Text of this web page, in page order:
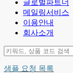
글로벌파트너
메일링서비스
이용안내
회사소개
샘플 요청 목록